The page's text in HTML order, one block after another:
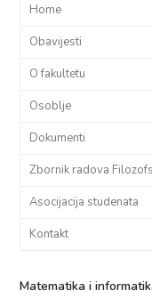
Home
Obavijesti
O fakultetu
Osoblje
Dokumenti
Zbornik radova
Asocijacija studenata
Kontakt
Matematika i